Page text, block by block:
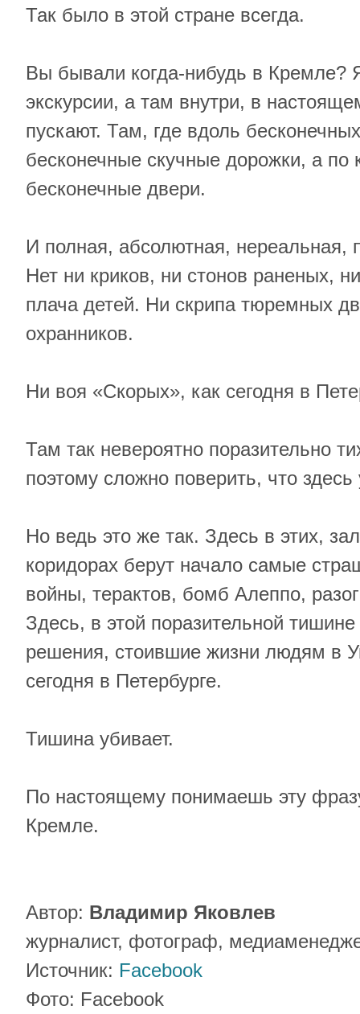
Так было в этой стране всегда.
Вы бывали когда-нибудь в Кремле?
экскурсии, а там внутри, в
пускают. Там, где вдоль
бесконечные скучные дорожки, а по
бесконечные двери.
И полная, абсолютная,
Нет ни криков, ни стонов раненых,
плача детей. Ни скрипа тюремных
охранников.
Ни воя «Скорых», как сегодня в
Там так невероятно поразительно
поэтому сложно поверить, что
Но ведь это же так. Здесь в этих,
коридорах берут начало самые
войны, терактов, бомб Алеппо,
Здесь, в этой поразительной
решения, стоившие жизни людям в
сегодня в Петербурге.
Тишина убивает.
По настоящему понимаешь эту
Кремле.
Автор: Владимир Яковлев
журналист, фотограф,
Источник: Facebook
Фото: Facebook